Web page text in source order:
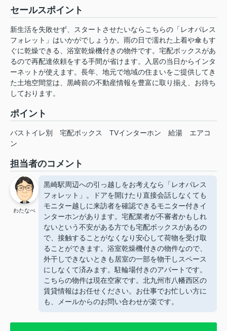
セールスポイント
新生活を失敗せず、スタートさせたいならこちらの「レオパレス
フォレット」はいかがでしょうか。雨の日で濡れた上着や傘もす
ぐに乾燥できる、浴室乾燥機付きの物件です。宅配ボックスがあ
るので再配達依頼をする手間が省けます。入居の当日からインタ
ーネットが使えます。長年、地元で地域の住まいをご提供してき
た土地空間堂は、黒崎前の不動産情報を豊富に取り揃え、お待ち
しております。
ポイント
バストイレ別 宅配ボックス TVインターホン 給湯
エアコ
ン
担当者のコメント
わたなべ
黒崎駅周辺への引っ越しをお考えなら「レオパレス
フォレット」。ドアを開けたり直接会話しなくても
モニター越しに来訪者を確認できるモニター付きイ
ンターホンがあります。宅配業者が不審者かもしれ
ないという不安がある方でも宅配ボックスがあるの
で、接触することがなくなり安心して荷物を受け取
ることができます。浴室乾燥機付きの物件なので、
外干しできないときも居室の一部を物干しスペース
にしなくて済みます。駐輪場付きのアパートです。
こちらの物件は現在空家です。北九州市八幡西区の
賃貸情報はお任せください。お仕事でお忙しい方に
も、メールからのお問い合わせが楽です。